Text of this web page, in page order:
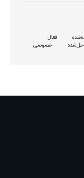
فعال
حل‌شده
خصوصی